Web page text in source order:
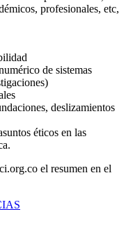
profesionales, etc,
de sistemas
deslizamientos
éticos en las
el resumen en el